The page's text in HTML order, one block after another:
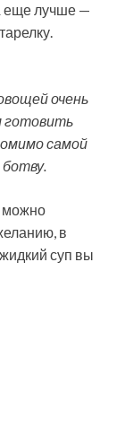
еще лучше —
очень
готовить
самой
можно
в
суп вы